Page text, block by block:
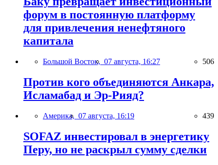
форум в постоянную платформу
для привлечения ненефтяного
капитала
Большой Восток, 07 августа, 16:27 506
Против кого объединяются Анкара,
Исламабад и Эр-Рияд?
Америка, 07 августа, 16:19 439
SOFAZ инвестировал в энергетику
Перу, но не раскрыл сумму сделки